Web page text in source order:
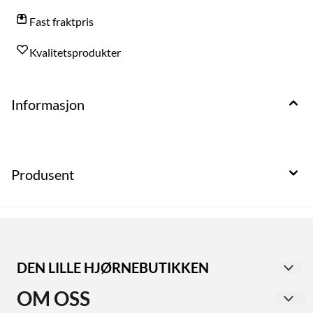
Fast fraktpris
Kvalitetsprodukter
Informasjon
Produsent
DEN LILLE HJØRNEBUTIKKEN
med avdelinger for både dame- og herreklær.
OM OSS